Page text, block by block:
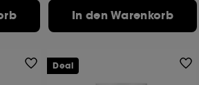
In den Warenkorb
Deal